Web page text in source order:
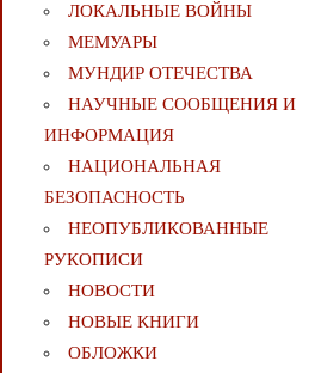
ЛОКАЛЬНЫЕ ВОЙНЫ
МЕМУАРЫ
МУНДИР ОТЕЧЕСТВА
НАУЧНЫЕ СООБЩЕНИЯ И
ИНФОРМАЦИЯ
НАЦИОНАЛЬНАЯ
БЕЗОПАСНОСТЬ
НЕОПУБЛИКОВАННЫЕ
РУКОПИСИ
НОВОСТИ
НОВЫЕ КНИГИ
ОБЛОЖКИ